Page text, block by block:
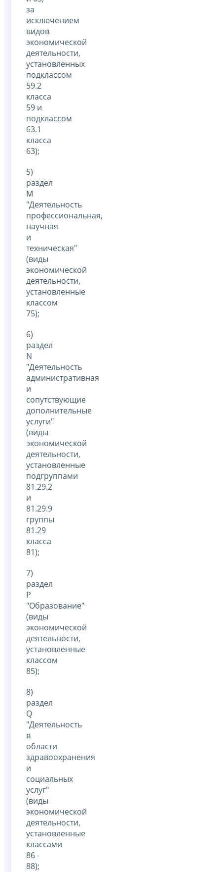
за
исключением
видов
экономической
деятельности,
установленных
подклассом
59.2
класса
59 и
подклассом
63.1
класса
63);
5)
раздел
M
"Деятельность
профессиональная,
научная
и
техническая"
(виды
экономической
деятельности,
установленные
классом
75);
6)
раздел
N
"Деятельность
административная
и
сопутствующие
дополнительные
услуги"
(виды
экономической
деятельности,
установленные
подгруппами
81.29.2
и
81.29.9
группы
81.29
класса
81);
7)
раздел
P
"Образование"
(виды
экономической
деятельности,
установленные
классом
85);
8)
раздел
Q
"Деятельность
в
области
здравоохранения
и
социальных
услуг"
(виды
экономической
деятельности,
установленные
классами
86 -
88);